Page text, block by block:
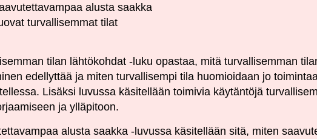
alusta saakka
turvallisemmat tilat
tilan lähtökohdat -luku opastaa, mitä turvallisemman
edellyttää ja miten turvallisempi tila huomioidaan jo
Lisäksi luvussa käsitellään toimivia käytäntöjä
ja ylläpitoon.
alusta saakka -luvussa käsitellään sitä, miten